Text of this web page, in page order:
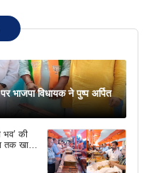
भाजपा विधायक ने पुष्प अर्पित
भव’ की
तक खास